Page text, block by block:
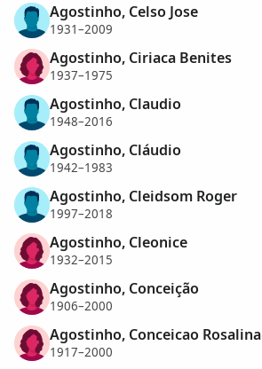
Agostinho, Celso Jose
1931–2009
Agostinho, Ciriaca Benites
1937–1975
Agostinho, Claudio
1948–2016
Agostinho, Cláudio
1942–1983
Agostinho, Cleidsom Roger
1997–2018
Agostinho, Cleonice
1932–2015
Agostinho, Conceição
1906–2000
Agostinho, Conceicao Rosalina
1917–2000